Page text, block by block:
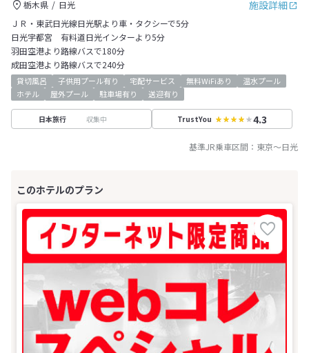
施設詳細
栃木県
日光
ＪＲ・東武日光線日光駅より車・タクシーで5分
日光宇都宮 有料道日光インターより5分
羽田空港より路線バスで180分
成田空港より路線バスで240分
貸切風呂 子供用プール有り 宅配サービス 無料WiFiあり
温水プール
ホテル
屋外プール 駐車場有り 送迎有り
日本旅行 収集中 TrustYou 4.3
基準JR乗車区間： 東京～日光